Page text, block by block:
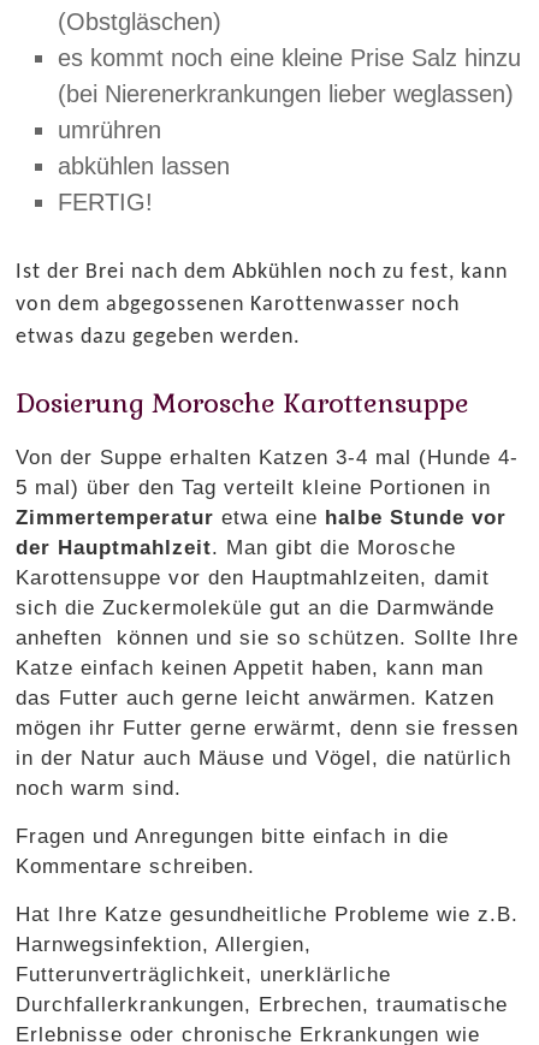
(Obstgläschen)
es kommt noch eine kleine Prise Salz hinzu
(bei Nierenerkrankungen lieber weglassen)
umrühren
abkühlen lassen
FERTIG!
Ist der Brei nach dem Abkühlen noch zu fest, kann
von dem abgegossenen Karottenwasser noch
etwas dazu gegeben werden.
Dosierung Morosche Karottensuppe
Von der Suppe erhalten Katzen 3-4 mal (Hunde 4-
5 mal) über den Tag verteilt kleine Portionen in
Zimmertemperatur etwa eine halbe Stunde vor
der Hauptmahlzeit. Man gibt die Morosche
Karottensuppe vor den Hauptmahlzeiten, damit
sich die Zuckermoleküle gut an die Darmwände
anheften können und sie so schützen. Sollte Ihre
Katze einfach keinen Appetit haben, kann man
das Futter auch gerne leicht anwärmen. Katzen
mögen ihr Futter gerne erwärmt, denn sie fressen
in der Natur auch Mäuse und Vögel, die natürlich
noch warm sind.
Fragen und Anregungen bitte einfach in die
Kommentare schreiben.
Hat Ihre Katze gesundheitliche Probleme wie z.B.
Harnwegsinfektion, Allergien,
Futterunverträglichkeit, unerklärliche
Durchfallerkrankungen, Erbrechen, traumatische
Erlebnisse oder chronische Erkrankungen wie